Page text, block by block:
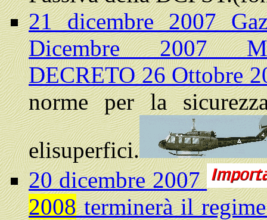
21 dicembre 2007
Dicembre 2007
DECRETO 26 Ottobre
norme per la
elisuperfici.
20 dicembre 2007
2008terminerà il